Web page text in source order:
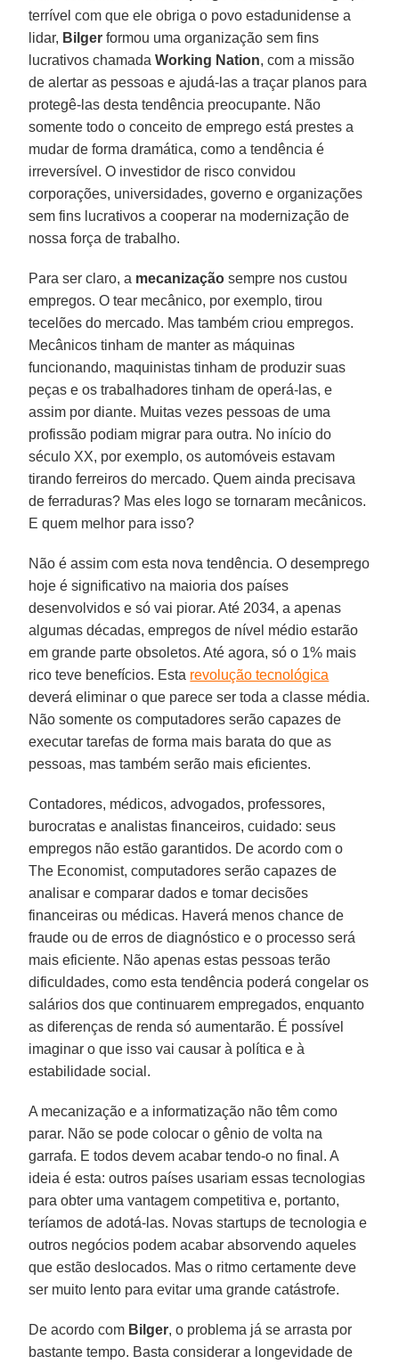
terrível com que ele obriga o povo estadunidense a
lidar, Bilger formou uma organização sem fins
lucrativos chamadaWorking Nation, com a missão
de alertar as pessoas e ajudá-las a traçar planos para
protegê-las desta tendência preocupante. Não
somente todo o conceito de emprego está prestes a
mudar de forma dramática, como a tendência é
irreversível. O investidor de risco convidou
corporações, universidades, governo e organizações
sem fins lucrativos a cooperar na modernização de
nossa força de trabalho.
Para ser claro, a mecanização sempre nos custou
empregos. O tear mecânico, por exemplo, tirou
tecelões do mercado. Mas também criou empregos.
Mecânicos tinham de manter as máquinas
funcionando, maquinistas tinham de produzir suas
peças e os trabalhadores tinham de operá-las, e
assim por diante. Muitas vezes pessoas de uma
profissão podiam migrar para outra. No início do
século XX, por exemplo, os automóveis estavam
tirando ferreiros do mercado. Quem ainda precisava
de ferraduras? Mas eles logo se tornaram mecânicos.
E quem melhor para isso?
Não é assim com esta nova tendência. O desemprego
hoje é significativo na maioria dos países
desenvolvidos e só vai piorar. Até 2034, a apenas
algumas décadas, empregos de nível médio estarão
em grande parte obsoletos. Até agora, só o 1% mais
rico teve benefícios. Esta revolução tecnológica
deverá eliminar o que parece ser toda a classe média.
Não somente os computadores serão capazes de
executar tarefas de forma mais barata do que as
pessoas, mas também serão mais eficientes.
Contadores, médicos, advogados, professores,
burocratas e analistas financeiros, cuidado: seus
empregos não estão garantidos. De acordo com o
The Economist, computadores serão capazes de
analisar e comparar dados e tomar decisões
financeiras ou médicas. Haverá menos chance de
fraude ou de erros de diagnóstico e o processo será
mais eficiente. Não apenas estas pessoas terão
dificuldades, como esta tendência poderá congelar os
salários dos que continuarem empregados, enquanto
as diferenças de renda só aumentarão. É possível
imaginar o que isso vai causar à política e à
estabilidade social.
A mecanização e a informatização não têm como
parar. Não se pode colocar o gênio de volta na
garrafa. E todos devem acabar tendo-o no final. A
ideia é esta: outros países usariam essas tecnologias
para obter uma vantagem competitiva e, portanto,
teríamos de adotá-las. Novas startups de tecnologia e
outros negócios podem acabar absorvendo aqueles
que estão deslocados. Mas o ritmo certamente deve
ser muito lento para evitar uma grande catástrofe.
De acordo com Bilger, o problema já se arrasta por
bastante tempo. Basta considerar a longevidade de